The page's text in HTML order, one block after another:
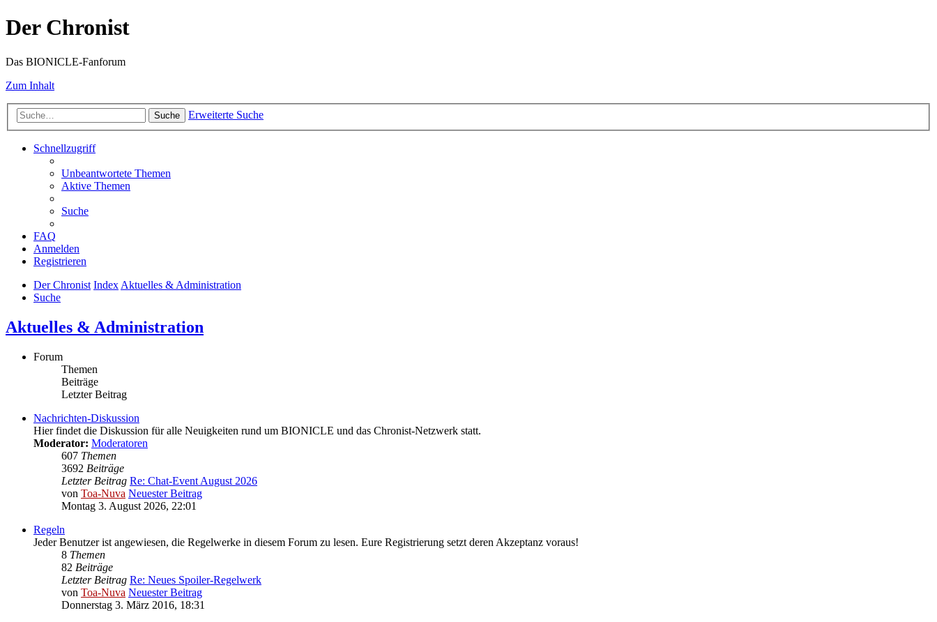
Der Chronist
Das BIONICLE-Fanforum
Zum Inhalt
Suche Erweiterte Suche
Schnellzugriff
Unbeantwortete Themen
Aktive Themen
Suche
FAQ
Anmelden
Registrieren
Der Chronist IndexAktuelles & Administration
Suche
Aktuelles & Administration
Forum
Themen
Beiträge
Letzter Beitrag
Nachrichten-Diskussion
Hier findet die Diskussion für alle Neuigkeiten rund um BIONICLE und das Chronist-Netzwerk statt.
Moderator: Moderatoren
607 Themen
3692 Beiträge
Letzter Beitrag Re: Chat-Event August 2026
von Toa-Nuva Neuester Beitrag
Montag 3. August 2026, 22:01
Regeln
Jeder Benutzer ist angewiesen, die Regelwerke in diesem Forum zu lesen. Eure Registrierung setzt deren Akzeptanz voraus!
8 Themen
82 Beiträge
Letzter Beitrag Re: Neues Spoiler-Regelwerk
von Toa-Nuva Neuester Beitrag
Donnerstag 3. März 2016, 18:31